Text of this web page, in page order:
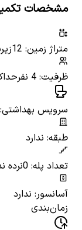
مشخصات
متراژ زمین: 12
ظرفیت: 4 نفر
سرویس بهداشتی: 1
طبقه: ندارد
تعداد پله: 0
نرده
آسانسور: ندارد
زمان‌بندی